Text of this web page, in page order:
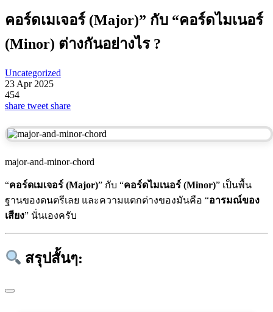
คอร์ดเมเจอร์ (Major)” กับ “คอร์ดไมเนอร์
(Minor) ต่างกันอย่างไร ?
Uncategorized
23 Apr 2025
454
share tweet share
major-and-minor-chord
“คอร์ดเมเจอร์ (Major)” กับ “คอร์ดไมเนอร์ (Minor)” เป็นพื้น
ฐานของดนตรีเลย และความแตกต่างของมันคือ “อารมณ์ของ
เสียง” นั่นเองครับ
สรุปสั้นๆ: